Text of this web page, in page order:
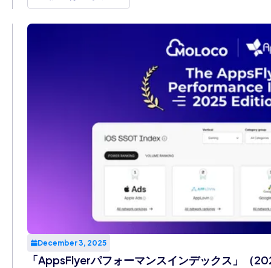
December 3, 2025
「AppsFlyerパフォーマンスインデックス」（